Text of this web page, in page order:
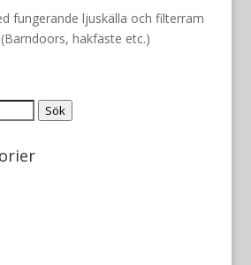
fungerande ljuskälla och filterram
hakfäste etc.)
Sök